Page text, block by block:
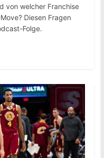
von welcher Franchise
Diesen Fragen
Folge.